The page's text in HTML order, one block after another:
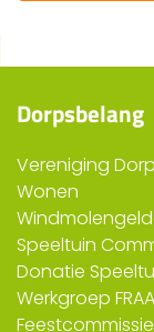
Dorpsbelang
Vereniging
Wonen
Speeltuin
Donatie
Werkgroep